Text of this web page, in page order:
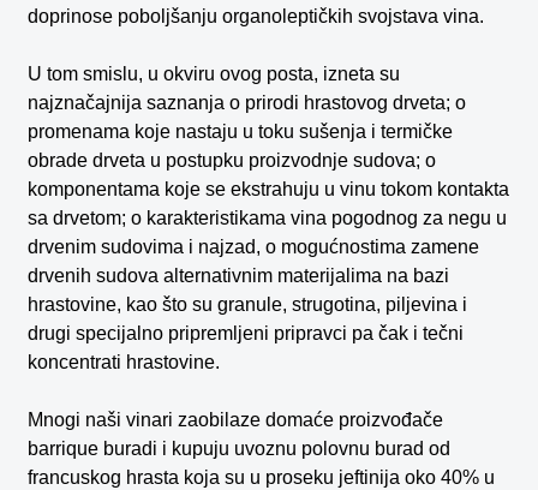
doprinose poboljšanju organoleptičkih svojstava vina.
U tom smislu, u okviru ovog posta, izneta su
najznačajnija saznanja o prirodi hrastovog drveta; o
promenama koje nastaju u toku sušenja i termičke
obrade drveta u postupku proizvodnje sudova; o
komponentama koje se ekstrahuju u vinu tokom kontakta
sa drvetom; o karakteristikama vina pogodnog za negu u
drvenim sudovima i najzad, o mogućnostima zamene
drvenih sudova alternativnim materijalima na bazi
hrastovine, kao što su granule, strugotina, piljevina i
drugi specijalno pripremljeni pripravci pa čak i tečni
koncentrati hrastovine.
Mnogi naši vinari zaobilaze domaće proizvođače
barrique buradi i kupuju uvoznu polovnu burad od
francuskog hrasta koja su u proseku jeftinija oko 40% u